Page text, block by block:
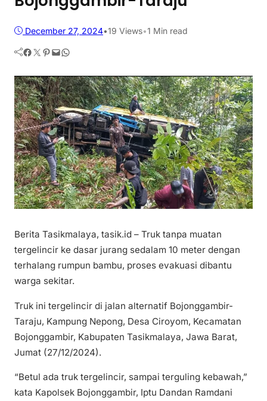
December 27, 2024•19 Views•1 Min read
Facebook Twitter Pinterest Mail WhatsApp
Berita Tasikmalaya, tasik.id – Truk tanpa muatan
tergelincir ke dasar jurang sedalam 10 meter dengan
terhalang rumpun bambu, proses evakuasi dibantu
warga sekitar.
Truk ini tergelincir di jalan alternatif Bojonggambir-
Taraju, Kampung Nepong, Desa Ciroyom, Kecamatan
Bojonggambir, Kabupaten Tasikmalaya, Jawa Barat,
Jumat (27/12/2024).
“Betul ada truk tergelincir, sampai terguling kebawah,”
kata Kapolsek Bojonggambir, Iptu Dandan Ramdani